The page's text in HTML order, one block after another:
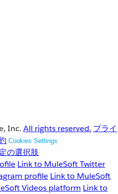
Inc. All rights reserved. プライ
Cookies Settings
の選択肢
Link to MuleSoft Twitter
profile Link to MuleSoft
Videos platform Link to